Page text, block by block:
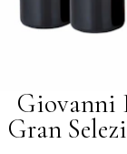
Giovanni
Gran